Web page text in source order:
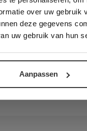
over uw
deze gegevens
uw gebruik van hun
Aanpassen